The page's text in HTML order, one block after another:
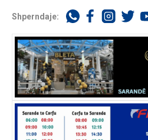
Shperndaje: